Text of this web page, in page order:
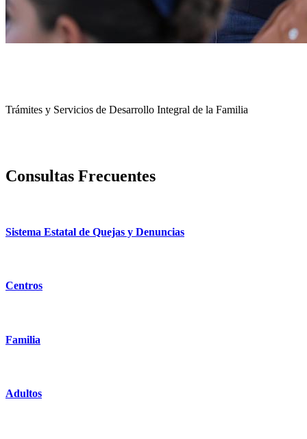
Trámites y Servicios de Desarrollo Integral de la Familia
Consultas Frecuentes
Sistema Estatal de Quejas y Denuncias
Centros
Familia
Adultos